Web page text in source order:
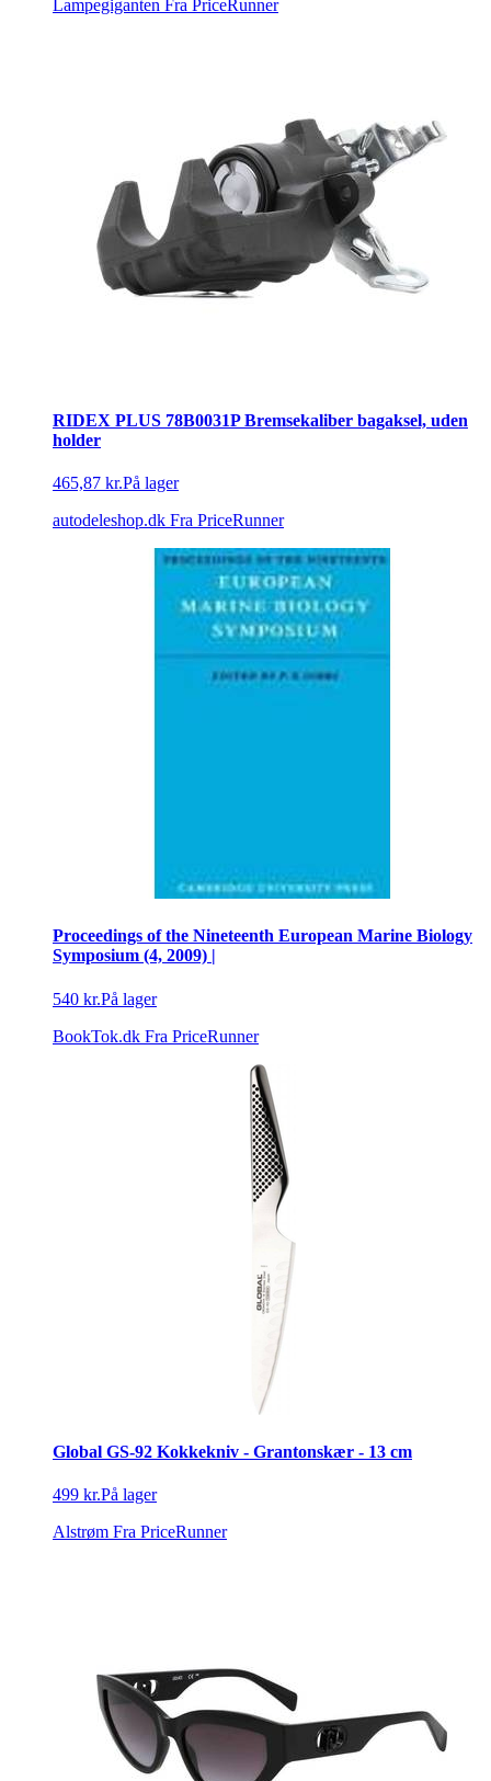
Lampegiganten Fra PriceRunner
RIDEX PLUS 78B0031P Bremsekaliber bagaksel, uden
holder
465,87 kr.På lager
autodeleshop.dk Fra PriceRunner
Proceedings of the Nineteenth European Marine Biology
Symposium (4, 2009) |
540 kr.På lager
BookTok.dk Fra PriceRunner
Global GS-92 Kokkekniv - Grantonskær - 13 cm
499 kr.På lager
Alstrøm Fra PriceRunner